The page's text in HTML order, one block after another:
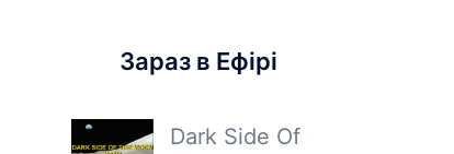
Зараз в Ефірі
Dark Side Of